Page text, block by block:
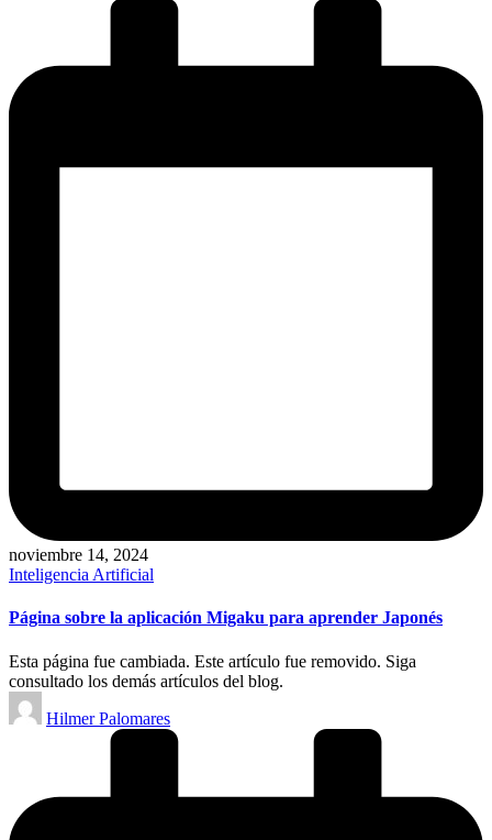
noviembre 14, 2024
Publicado
Inteligencia Artificial
Página sobre la aplicación Migaku para aprender Japonés
Esta página fue cambiada. Este artículo fue removido. Siga
consultado los demás artículos del blog.
Publicado
por
Hilmer Palomares